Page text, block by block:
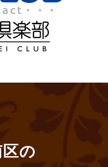
の